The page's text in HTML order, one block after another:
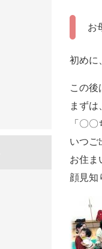
お
初めに
この後
まずは
「〇
いつご
お住ま
顔見知